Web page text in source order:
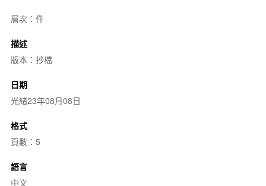
層次：件
描述
版本：抄檔
日期
光緒23年08月08日
格式
頁數：5
語言
中文